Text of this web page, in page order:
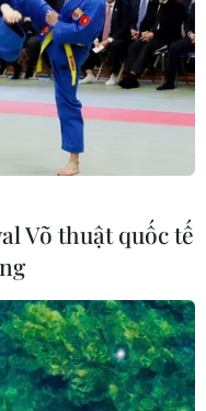
Võ thuật quốc tế